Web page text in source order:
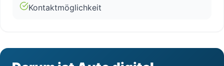
Kontaktmöglichkeit